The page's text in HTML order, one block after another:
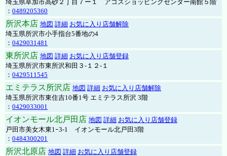
埼玉県草加市高砂２丁目７ー１ アコスショッピングセンター南館５階
： 0489205360
所沢本店 地図 詳細 お気に入り店舗解除
埼玉県所沢市小手指台5番地の4
： 0429031481
東所沢店 地図 詳細 お気に入り店舗登録
埼玉県所沢市東所沢和田３-１２-１
： 0429511545
エミテラス所沢店 地図 詳細 お気に入り店舗解除
埼玉県所沢市東住吉10番1号 エミテラス所沢 3階
： 0429033001
イオンモール北戸田店 地図 詳細 お気に入り店舗登録
戸田市美女木東1ｰ3‐1 イオンモール北戸田3階
： 0484300201
所沢北原店 地図 詳細 お気に入り店舗登録